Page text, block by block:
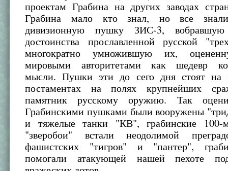
проектам Грабина на других заводах
Грабина мало кто знал, но все
дивизионную пушку ЗИС-3,
достоинства прославленной русской
многократно умножившую их,
мировыми авторитетами как шедевр
мысли. Пушки эти до сего дня стоят на
постаментах на полях крупнейших
памятник русскому оружию. Так
Грабинскими пушками были вооружены
и тяжелые танки "КВ", грабинские 100-
"зверобои" встали неодолимой
фашистских "тигров" и "пантер",
помогали атакующей нашей пехоте